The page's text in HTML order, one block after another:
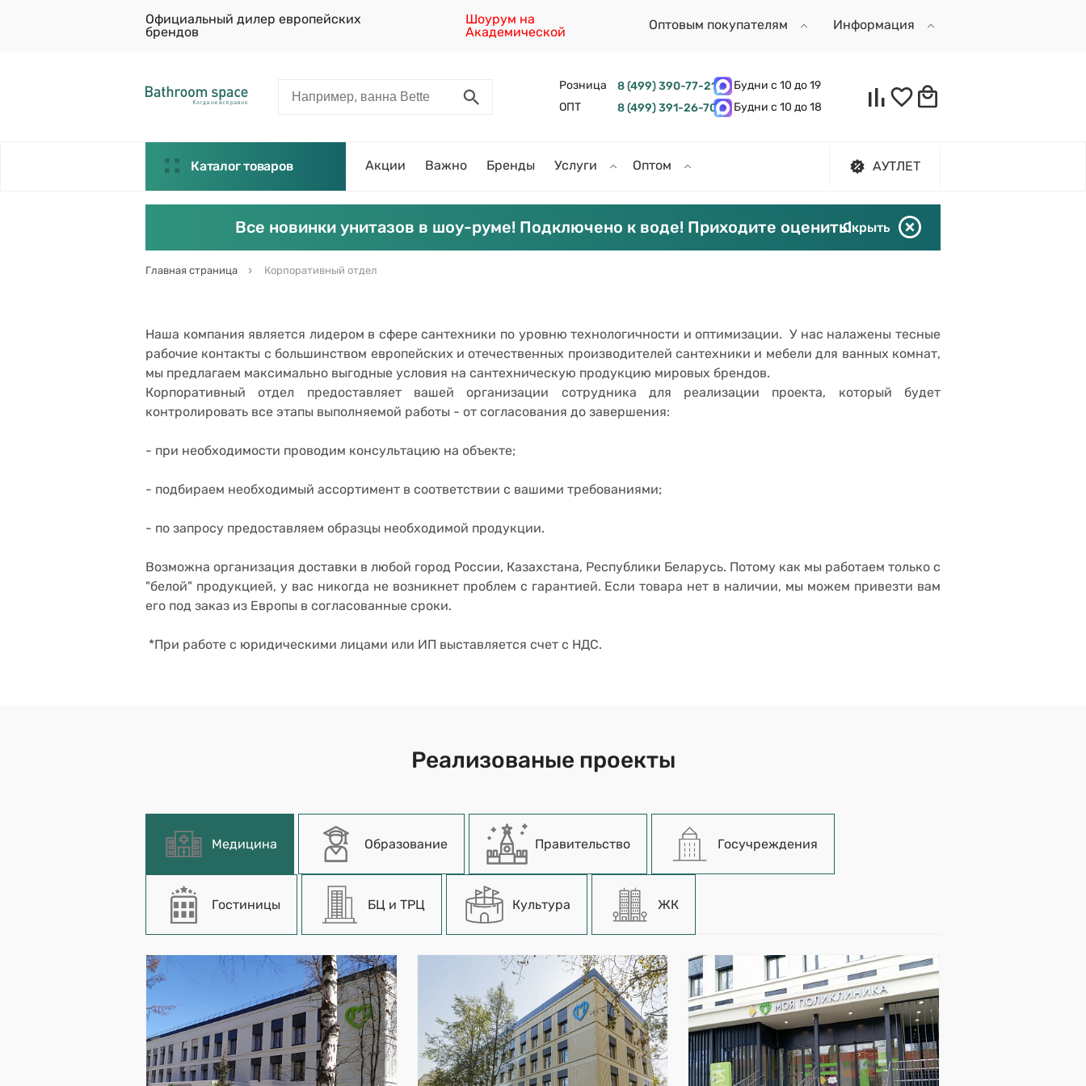
Официальный дилер европейских
брендов
Шоурум на
Академической
Оптовым покупателям Информация
Розница 8 (499) 390-77-21
Будни с 10 до 19
ОПТ
8 (499) 391-26-70 Будни с 10 до 18
Каталог товаров Акции Важно Бренды Услуги Оптом АУТЛЕТ
Все новинки унитазов в шоу-руме! Подключено к воде! Приходите оценить!Скрыть
Главная страница Корпоративный отдел
Наша компания является лидером в сфере сантехники по уровню технологичности и оптимизации. У нас налажены тесные
рабочие контакты с большинством европейских и отечественных производителей сантехники и мебели для ванных комнат,
мы предлагаем максимально выгодные условия на сантехническую продукцию мировых брендов.
Корпоративный отдел предоставляет вашей организации сотрудника для реализации проекта, который будет
контролировать все этапы выполняемой работы - от согласования до завершения:
- при необходимости проводим консультацию на объекте;
- подбираем необходимый ассортимент в соответствии с вашими требованиями;
- по запросу предоставляем образцы необходимой продукции.
Возможна организация доставки в любой город России, Казахстана, Республики Беларусь. Потому как мы работаем только с
"белой" продукцией, у вас никогда не возникнет проблем с гарантией. Если товара нет в наличии, мы можем привезти вам
его под заказ из Европы в согласованные сроки.
*При работе с юридическими лицами или ИП выставляется счет с НДС.
Реализованые проекты
Медицина Образование Правительство Госучреждения
Гостиницы БЦ и ТРЦ Культура ЖК